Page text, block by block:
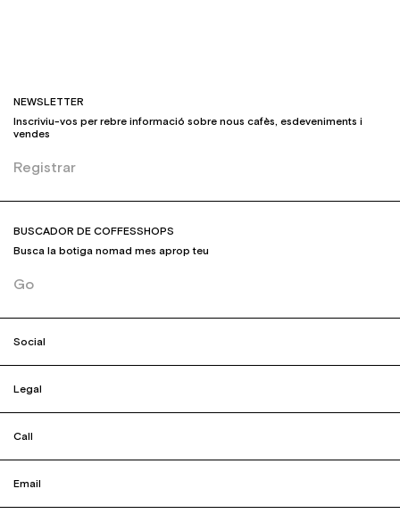
NEWSLETTER
Inscriviu-vos per rebre informació sobre nous cafès, esdeveniments i
vendes
Registrar
BUSCADOR DE COFFESSHOPS
Busca la botiga nomad mes aprop teu
Go
Social
Legal
Call
Email